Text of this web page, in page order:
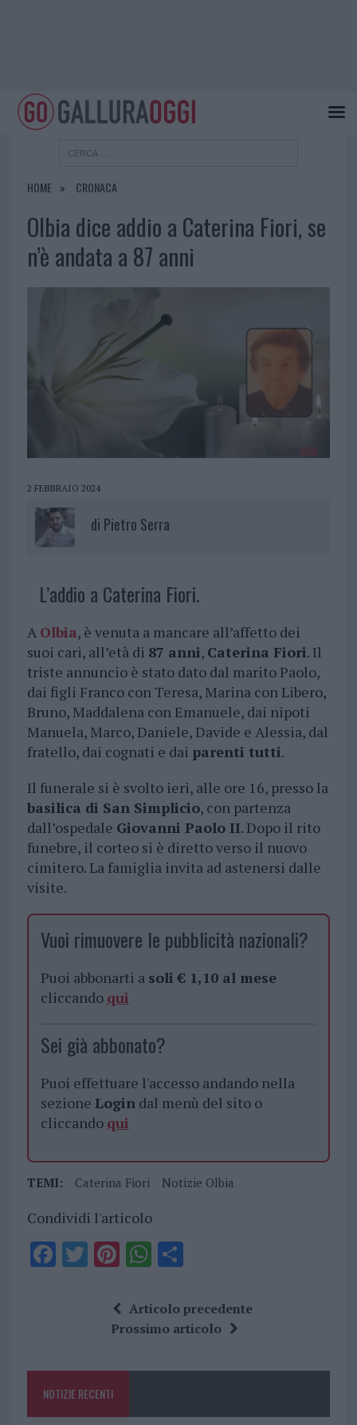
HOME CRONACA
Olbia dice addio a Caterina Fiori, se
n’è andata a 87 anni
2 FEBBRAIO 2024
di Pietro Serra
L’addio a Caterina Fiori.
A Olbia, è venuta a mancare all’affetto dei
suoi cari, all’età di 87 anni, Caterina Fiori. Il
triste annuncio è stato dato dal marito Paolo,
dai figli Franco con Teresa, Marina con Libero,
Bruno, Maddalena con Emanuele, dai nipoti
Manuela, Marco, Daniele, Davide e Alessia, dal
fratello, dai cognati e dai parenti tutti.
Il funerale si è svolto ieri, alle ore 16, presso la
basilica di San Simplicio, con partenza
dall’ospedale Giovanni Paolo II. Dopo il rito
funebre, il corteo si è diretto verso il nuovo
cimitero. La famiglia invita ad astenersi dalle
visite.
Vuoi rimuovere le pubblicità nazionali?
Puoi abbonarti a soli € 1,10 al mese
cliccando qui
Sei già abbonato?
Puoi effettuare l'accesso andando nella
sezione Logindal menù del sito o
cliccando qui
TEMI: Caterina Fiori Notizie Olbia
Condividi l'articolo
F
o
k
T Pi
te
re
W
at
s
p
S
a
re
Articolo precedente
Prossimo articolo
NOTIZIE RECENTI